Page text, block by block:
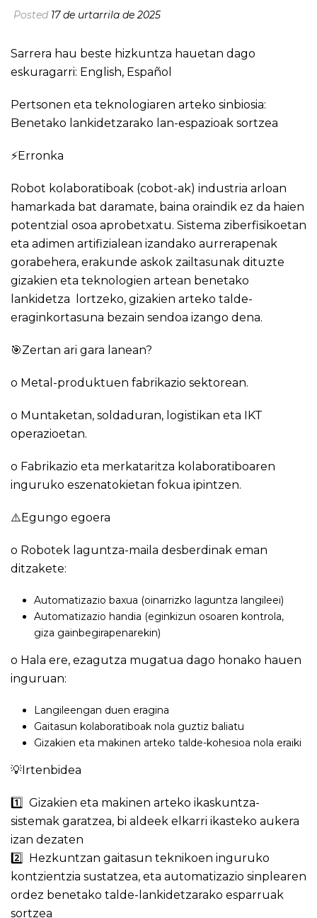
Posted 17 de urtarrila de 2025
Sarrera hau beste hizkuntza hauetan dago
eskuragarri: English, Español
Pertsonen eta teknologiaren arteko sinbiosia:
Benetako lankidetzarako lan-espazioak sortzea
⚡Erronka
Robot kolaboratiboak (cobot-ak) industria arloan
hamarkada bat daramate, baina oraindik ez da haien
potentzial osoa aprobetxatu. Sistema ziberfisikoetan
eta adimen artifizialean izandako aurrerapenak
gorabehera, erakunde askok zailtasunak dituzte
gizakien eta teknologien artean benetako
lankidetza lortzeko, gizakien arteko talde-
eraginkortasuna bezain sendoa izango dena.
🎯Zertan ari gara lanean?
o Metal-produktuen fabrikazio sektorean.
o Muntaketan, soldaduran, logistikan eta IKT
operazioetan.
o Fabrikazio eta merkataritza kolaboratiboaren
inguruko eszenatokietan fokua ipintzen.
⚠️Egungo egoera
o Robotek laguntza-maila desberdinak eman
ditzakete:
Automatizazio baxua (oinarrizko laguntza langileei)
Automatizazio handia (eginkizun osoaren kontrola,
giza gainbegirapenarekin)
o Hala ere, ezagutza mugatua dago honako hauen
inguruan:
Langileengan duen eragina
Gaitasun kolaboratiboak nola guztiz baliatu
Gizakien eta makinen arteko talde-kohesioa nola eraiki
💡Irtenbidea
1️⃣ Gizakien eta makinen arteko ikaskuntza-
sistemak garatzea, bi aldeek elkarri ikasteko aukera
izan dezaten
2️⃣ Hezkuntzan gaitasun teknikoen inguruko
kontzientzia sustatzea, eta automatizazio sinplearen
ordez benetako talde-lankidetzarako esparruak
sortzea